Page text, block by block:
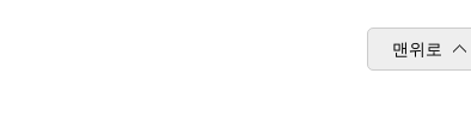
맨위로